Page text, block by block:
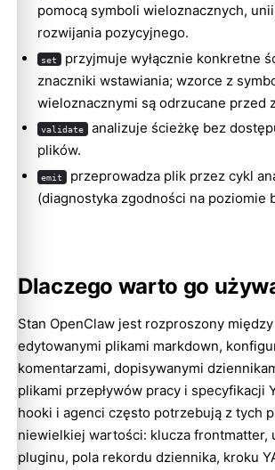
pomocą symboli wieloznacznych,
rozwijania pozycyjnego.
set
przyjmuje wyłącznie konkretne
znaczniki wstawiania; wzorce z
wieloznacznymi są odrzucane przed
validate
analizuje ścieżkę bez
plików.
emit
przeprowadza plik przez cykl
(diagnostyka zgodności na poziomie
Dlaczego warto go
Stan OpenClaw jest rozproszony
edytowanymi plikami markdown,
komentarzami, dopisywanymi
plikami przepływów pracy i specyfikacji
hooki i agenci często potrzebują z tych
niewielkiej wartości: klucza frontmatter,
pluginu, pola rekordu dziennika, kroku
validate <oc-path>
Kody zakończenia
Tryb wyjściowy
Uwagi
Powiązane